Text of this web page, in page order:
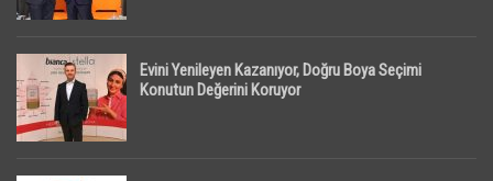
Evini Yenileyen Kazanıyor, Doğru Boya Seçimi
Konutun Değerini Koruyor